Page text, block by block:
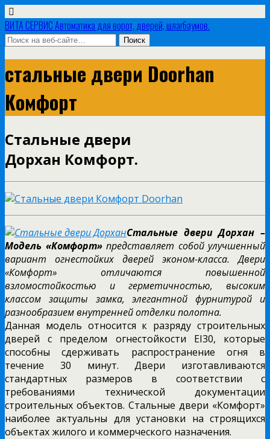
ВИТА СЕРВИС Автоматика для ворот, дверей, шлагбаумов.
стальные двери Doorhan
Комфорт
Стальные двери
Дорхан Комфорт.
Стальные двери Дорхан –
Модель «Комфорт»представляет собой улучшенный
вариант огнестойких дверей эконом-класса. Двери
«Комфорт» отличаются повышенной
взломостойкостью и герметичностью, высоким
классом защиты замка, элегантной фурнитурой и
разнообразием внутренней отделки полотна.
Данная модель относится к разряду строительных
дверей с пределом огнестойкости EI30, которые
способны сдерживать распространение огня в
течение 30 минут. Двери изготавливаются
стандартных размеров в соответствии с
требованиями технической документации
строительных объектов. Стальные двери «Комфорт»
наиболее актуальны для установки на строящихся
объектах жилого и коммерческого назначения.